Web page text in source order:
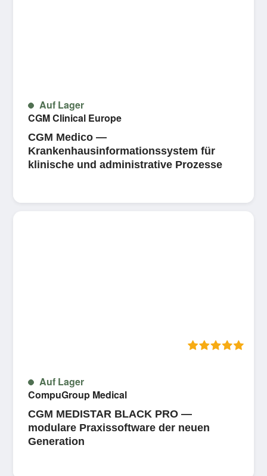
Auf Lager
CGM Clinical Europe
CGM Medico —
Krankenhausinformationssystem für
klinische und administrative Prozesse
Auf Lager
CompuGroup Medical
CGM MEDISTAR BLACK PRO —
modulare Praxissoftware der neuen
Generation